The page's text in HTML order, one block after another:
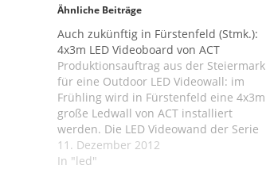
Ähnliche Beiträge
Auch zukünftig in Fürstenfeld (Stmk.):
4x3m LED Videoboard von ACT
Produktionsauftrag aus der Steiermark
für eine Outdoor LED Videowall: im
Frühling wird in Fürstenfeld eine 4x3m
große Ledwall von ACT installiert
werden. Die LED Videowand der Serie
ACT Videoled MP10 wird eine
Auflösung von 384x288 Pixel haben
11. Dezember 2012
In "led"